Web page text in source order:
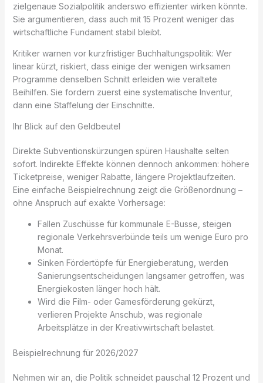
zielgenaue Sozialpolitik anderswo effizienter wirken könnte.
Sie argumentieren, dass auch mit 15 Prozent weniger das
wirtschaftliche Fundament stabil bleibt.
Kritiker warnen vor kurzfristiger Buchhaltungspolitik: Wer
linear kürzt, riskiert, dass einige der wenigen wirksamen
Programme denselben Schnitt erleiden wie veraltete
Beihilfen. Sie fordern zuerst eine systematische Inventur,
dann eine Staffelung der Einschnitte.
Ihr Blick auf den Geldbeutel
Direkte Subventionskürzungen spüren Haushalte selten
sofort. Indirekte Effekte können dennoch ankommen: höhere
Ticketpreise, weniger Rabatte, längere Projektlaufzeiten.
Eine einfache Beispielrechnung zeigt die Größenordnung –
ohne Anspruch auf exakte Vorhersage:
Fallen Zuschüsse für kommunale E-Busse, steigen
regionale Verkehrsverbünde teils um wenige Euro pro
Monat.
Sinken Fördertöpfe für Energieberatung, werden
Sanierungsentscheidungen langsamer getroffen, was
Energiekosten länger hoch hält.
Wird die Film- oder Gamesförderung gekürzt,
verlieren Projekte Anschub, was regionale
Arbeitsplätze in der Kreativwirtschaft belastet.
Beispielrechnung für 2026/2027
Nehmen wir an, die Politik schneidet pauschal 12 Prozent und